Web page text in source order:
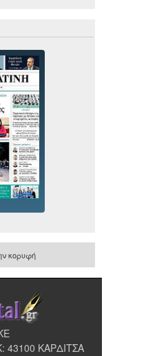
κορυφή
ΚΑΡΔΙΤΣΑ